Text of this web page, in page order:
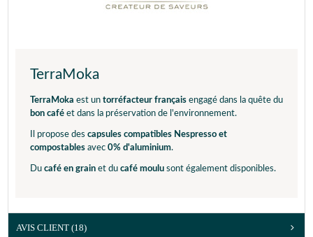
TerraMoka
TerraMoka est un torréfacteur français engagé dans la quête du
bon café et dans la préservation de l'environnement.
Il propose des capsules compatibles Nespresso et
compostables avec 0% d'aluminium.
Du café en grain et du café moulu sont également disponibles.
AVIS CLIENT (18)